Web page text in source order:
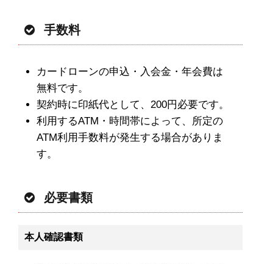
手数料
カードローンの申込・入会金・年会費は
無料です。
契約時に印紙代として、200円必要です。
利用するATM・時間帯によって、所定の
ATM利用手数料が発生する場合がありま
す。
必要書類
本人確認書類